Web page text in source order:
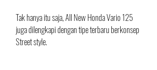
Tak hanya itu saja, All New Honda Vario 125
juga dilengkapi dengan tipe terbaru berkonsep
Street style.